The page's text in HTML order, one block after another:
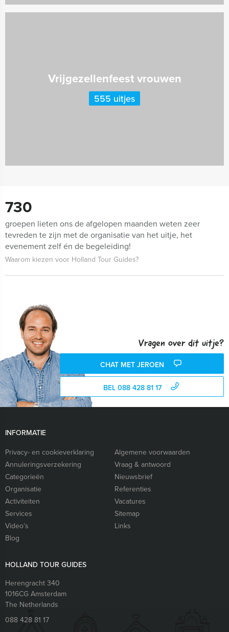
Vrijgezellenfeest vrouwen
555 uitjes
730
groepen lieten ons de afgelopen maanden weten zeer
tevreden te zijn met de organisatie van het uitje, het
evenement zelf én de begeleiding!
Waarom kiezen voor Holland Tour Guides?
Vragen over dit uitje?
CHAT MET JEROEN
BEL 088 428 81 17
INFORMATIE
Privacy- en cookieverklaring
Algemene voorwaarden
Annuleringsverzekering
Vraag & antwoord
Categorieën
Nieuwsbrief
Organisatie
Referenties
Activiteiten
Vacatures
Services
Sitemap
Video’s
Links
Blog
HOLLAND TOUR GUIDES
Herengracht 340
1016CG Amsterdam
The Netherlands
088 428 81 17